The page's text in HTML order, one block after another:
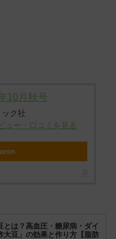
10月秋号
ック社
ュー・口コミを見る
とは？高血圧・糖尿病・ダイ
大豆」の効果と作り方【脂肪